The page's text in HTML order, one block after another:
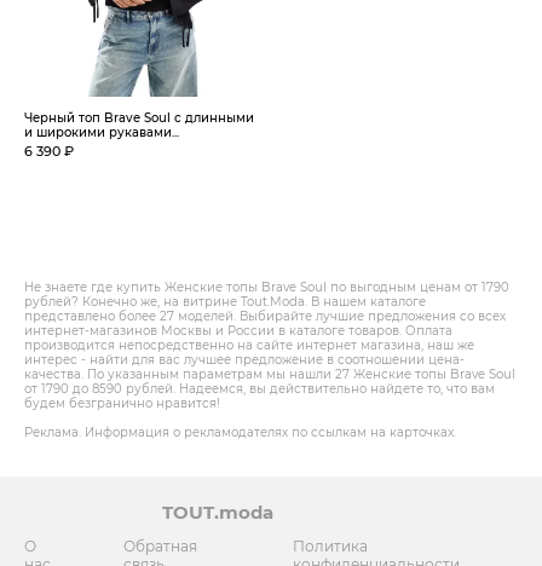
Черный топ Brave Soul с длинными
и широкими рукавами...
6 390 ₽
Не знаете где купить Женские топы Brave Soul по выгодным ценам от 1790
рублей? Конечно же, на витрине Tout.Modа. В нашем каталоге
представлено более 27 моделей. Выбирайте лучшие предложения со всех
интернет-магазинов Москвы и России в каталоге товаров. Оплата
производится непосредственно на сайте интернет магазина, наш же
интерес - найти для вас лучшее предложение в соотношении цена-
качества. По указанным параметрам мы нашли 27 Женские топы Brave Soul
от 1790 до 8590 рублей. Надеемся, вы действительно найдете то, что вам
будем безгранично нравится!
Реклама. Информация о рекламодателях по ссылкам на карточках.
TOUT.moda
О
Обратная
Политика